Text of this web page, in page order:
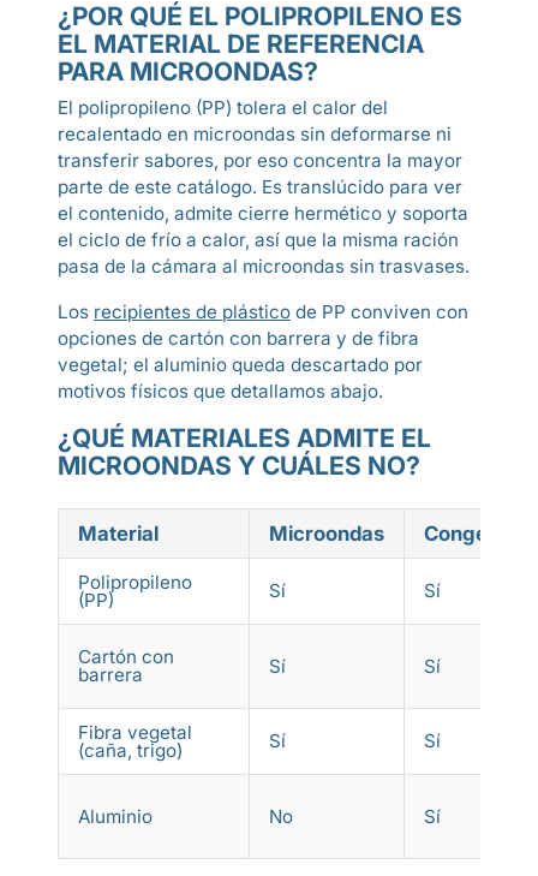
¿POR QUÉ EL POLIPROPILENO ES
EL MATERIAL DE REFERENCIA
PARA MICROONDAS?
El polipropileno (PP) tolera el calor del
recalentado en microondas sin deformarse ni
transferir sabores, por eso concentra la mayor
parte de este catálogo. Es translúcido para ver
el contenido, admite cierre hermético y soporta
el ciclo de frío a calor, así que la misma ración
pasa de la cámara al microondas sin trasvases.
Los recipientes de plástico de PP conviven con
opciones de cartón con barrera y de fibra
vegetal; el aluminio queda descartado por
motivos físicos que detallamos abajo.
¿QUÉ MATERIALES ADMITE EL
MICROONDAS Y CUÁLES NO?
Material Microondas Congelador
Polipropileno
(PP) Sí Sí
Cartón con
barrera Sí Sí
Fibra vegetal
(caña, trigo) Sí Sí
Aluminio No Sí